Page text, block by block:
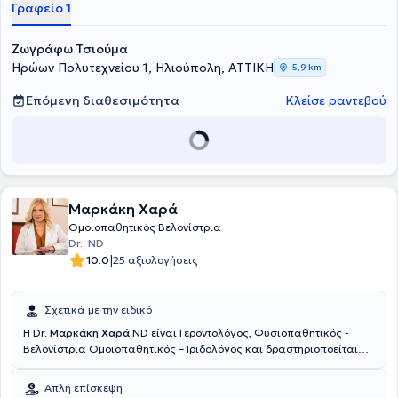
Αφροδισιολογίας από το Νοσοκομείο Αφροδίσιων και Δερματικών
Πανεπιστημίου Αθηνών. Τέλος, έχει παρακολουθήσει το πρόγραμμα
εκπαίδευσης στην Κλασική Ομοιοπαθητική και έχει λάβει, κατόπιν
εξετάσεων, το αντίστοιχο δίπλωμα της Ελληνικής Εταιρείας
Ομοιοπαθητικής Ιατρικής.
Γραφείο 1
Ζωγράφω Τσιούμα
Ηρώων Πολυτεχνείου 1, Ηλιούπολη, ΑΤΤΙΚΗ
5,9 km
Επόμενη διαθεσιμότητα Κλείσε ραντεβού
Μαρκάκη Χαρά
Ομοιοπαθητικός Βελονίστρια
Dr., ND
10.0|25 αξιολογήσεις
Σχετικά με την ειδικό
Η Dr. Μαρκάκη Χαρά ND είναι Γεροντολόγος, Φυσιοπαθητικός -
Βελονίστρια Ομοιοπαθητικός – Ιριδολόγος και δραστηριοποείται
University of America) με ειδίκευση στην Αντιγήρανση και την
Απλή επίσκεψη